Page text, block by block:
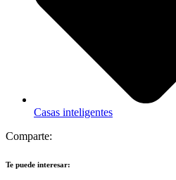
Casas inteligentes
Comparte:
Te puede interesar: